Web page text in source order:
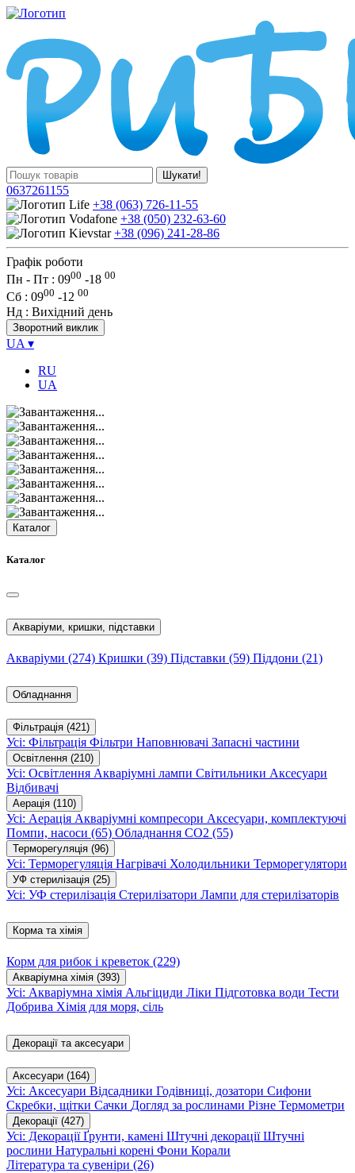
Шукати!
0637261155
+38 (063) 726-11-55
+38 (050) 232-63-60
+38 (096) 241-28-86
Графік роботи
Пн - Пт : 0900 -18 00
Сб : 0900 -12 00
Нд : Вихідний день
Зворотний виклик
UA ▾
RU
UA
Каталог
Каталог
Акваріуми, кришки, підставки
Акваріуми (274) Кришки (39) Підставки (59) Піддони (21)
Обладнання
Фільтрація (421)
Усі: Фільтрація Фільтри Наповнювачі Запасні частини
Освітлення (210)
Усі: Освітлення Акваріумні лампи Світильники Аксесуари
Відбивачі
Аерація (110)
Усі: Аерація Акваріумні компресори Аксесуари, комплектуючі
Помпи, насоси (65) Обладнання CO2 (55)
Терморегуляція (96)
Усі: Терморегуляція Нагрівачі Холодильники Терморегулятори
УФ стерилізація (25)
Усі: УФ стерилізація Стерилізатори Лампи для стерилізаторів
Корма та хімія
Корм для рибок і креветок (229)
Акваріумна хімія (393)
Усі: Акваріумна хімія Альгіциди Ліки Підготовка води Тести
Добрива Хімія для моря, сіль
Декорації та аксесуари
Аксесуари (164)
Усі: Аксесуари Відсадники Годівниці, дозатори Сифони
Скребки, щітки Сачки Догляд за рослинами Різне Термометри
Декорації (427)
Усі: ДекораціїҐрунти, камені Штучні декораціїШтучні
рослини Натуральні корені Фони Корали
Література та сувеніри (26)